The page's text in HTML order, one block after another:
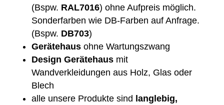
(Bspw. RAL7016) ohne Aufpreis möglich.
Sonderfarben wie DB-Farben auf Anfrage.
(Bspw. DB703)
Gerätehaus ohne Wartungszwang
Design Gerätehaus mit
Wandverkleidungen aus Holz, Glas oder
Blech
alle unsere Produkte sind langlebig,